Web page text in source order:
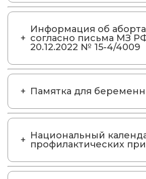
Информация об
согласно письма МЗ
20.12.2022 № 15-4/4009
Памятка для
Национальный
профилактических